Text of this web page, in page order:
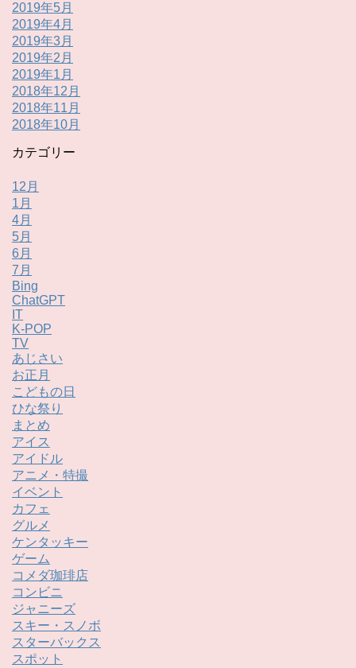
2019年5月
2019年4月
2019年3月
2019年2月
2019年1月
2018年12月
2018年11月
2018年10月
カテゴリー
12月
1月
4月
5月
6月
7月
Bing
ChatGPT
IT
K-POP
TV
あじさい
お正月
こどもの日
ひな祭り
まとめ
アイス
アイドル
アニメ・特撮
イベント
カフェ
グルメ
ケンタッキー
ゲーム
コメダ珈琲店
コンビニ
ジャニーズ
スキー・スノボ
スターバックス
スポット